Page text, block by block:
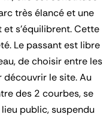
très élancé et une
s’équilibrent. Cette
Le passant est libre
de choisir entre les
le site. Au
des 2 courbes, se
public, suspendu